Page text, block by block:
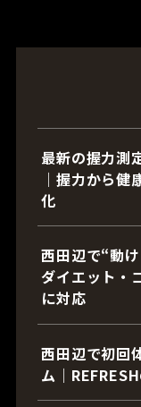
最新の握力測
｜握力から健
化
西田辺で“動
ダイエット・
に対応
西田辺で初回
ム｜